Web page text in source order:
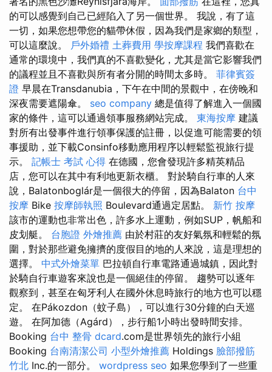
的可以感覺到自己已經陷入了另一個世界。 我說，有了這
一切，如果您想帶您的貓帶休假，因為我們是家鄉的類型，
可以這麼說。 戶外婚禮 土葬費用 學按摩課程 我們喜歡在
通常的環境中，我們真的不喜歡變化，尤其是當它影響我們
的議程並且不喜歡與所有者分開的時間太多時。 菲律賓簽
證 早晨在Transdanubia，下午在中間的景觀中，在傍晚和
深夜需要遮陽傘。 seo company 總是值得了解進入一個國
家的條件，這可以通過領事服務網站完成。 東海按摩 建議
對所有出發事件進行領事保護的註冊，以促進可能需要的領
事援助，並下載Consinfo移動應用程序以輕鬆監視旅行提
示。 記帳士 考試 心得 在德國，您會發現許多精英精品
店，您可以在其中有利地更新衣櫃。 對於騎自行車的人來
說，Balatonboglár是一個很大的停留，因為Balaton 台中
按摩 Bike 按摩師執照 Boulevard通過定居點。 新竹 按摩
該市的運動也非常出色，許多水上運動，例如SUP，帆船和
皮划艇。 台胞證 外燴推薦 由於村莊的友好氣氛和輕鬆的氛
圍，對於那些避免擁擠的度假目的地的人來說，這是理想的
選擇。 中式外燴菜單 巴拉頓自行車電路通過城鎮，因此對
於騎自行車遊客來說也是一個絕佳的停留。 趨勢可以逐年
觀察到，甚至在匈牙利人在國外休息時旅行的地方也可以穩
定。 在Pákozdon（蚊子島），可以進行30分鐘的白天巡
遊。 在阿加德（Agárd），步行船1小時出發時間安排。
Booking 台中 整骨 dcard.com是世界領先的旅行小組
Booking 台南清潔公司 小型外燴推薦 Holdings 臉部撥筋
竹北 Inc.的一部分。 wordpress seo 如果您學到了一些重